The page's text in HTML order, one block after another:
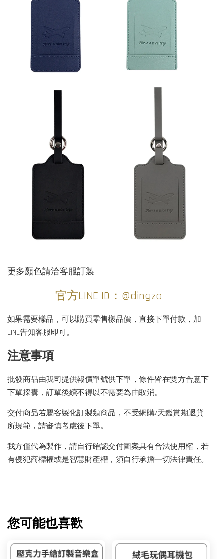
更多顏色請洽客服訂製
官方LINE ID：@dingzo
如果需要樣品，可以購買零售樣品價，直接下單付款，加
LINE告知客服即可。
注意事項
批發商品由我司提供報價單號供下單，條件皆在雙方合意下
下單採購，訂單後續不得以不需要為由取消。
交付商品若屬客製化訂製類商品，不受網購7天鑑賞期退貨
所規範，請審慎考慮後下單。
我方僅代為製作，請自行確認交付圖案具有合法使用權，若
有侵犯商標權或是智慧財產權，須自行承擔一切法律責任。
您可能也喜歡